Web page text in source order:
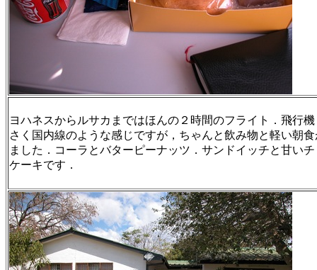
ヨハネスからルサカまではほんの２時間のフライト．飛行
さく国内線のような感じですが，ちゃんと飲み物と軽い朝
ました．コーラとバターピーナッツ．サンドイッチと甘い
ケーキです．